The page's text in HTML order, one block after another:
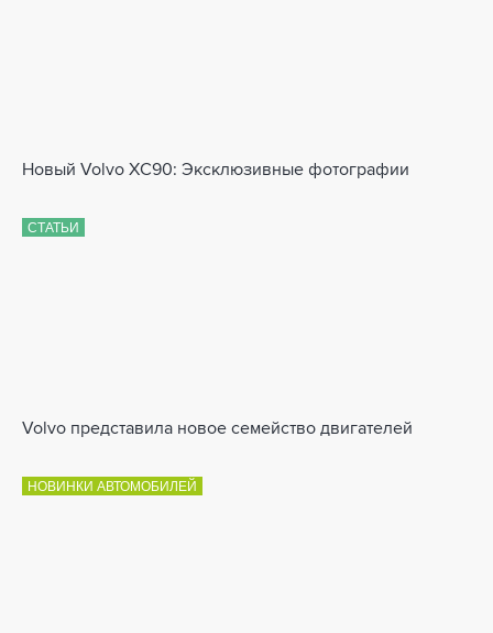
Новый Volvo XC90: Эксклюзивные фотографии
СТАТЬИ
Volvo представила новое семейство двигателей
НОВИНКИ АВТОМОБИЛЕЙ